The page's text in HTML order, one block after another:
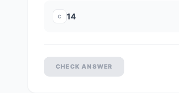
C 14
CHECK ANSWER